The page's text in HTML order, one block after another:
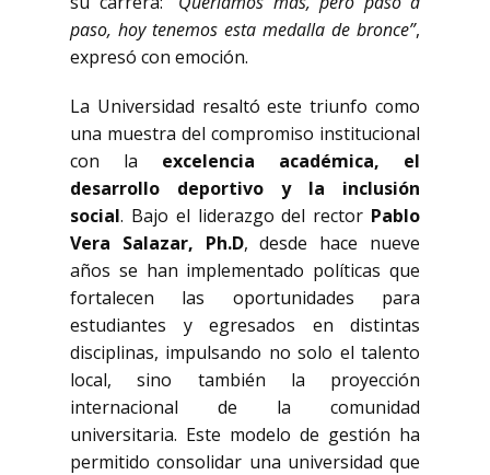
paso, hoy tenemos esta medalla de bronce”,
expresó con emoción.
La Universidad resaltó este triunfo como
una muestra del compromiso institucional
con la excelencia académica, el
desarrollo deportivo y la inclusión
social. Bajo el liderazgo del rector Pablo
Vera Salazar, Ph.D, desde hace nueve
años se han implementado políticas que
fortalecen las oportunidades para
estudiantes y egresados en distintas
disciplinas, impulsando no solo el talento
local, sino también la proyección
internacional de la comunidad
universitaria. Este modelo de gestión ha
permitido consolidar una universidad que